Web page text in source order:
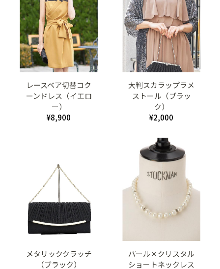
レースベア切替コク
ーンドレス（イエロ
ー）
¥8,900
大判スカラップラメ
ストール（ブラッ
ク）
¥2,000
メタリッククラッチ
（ブラック）
パール×クリスタル
ショートネックレス